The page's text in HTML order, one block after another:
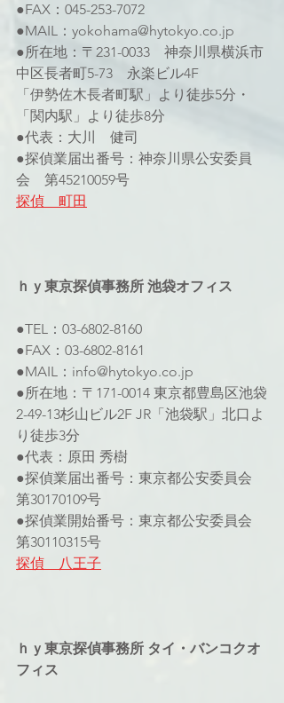
●FAX：045-253-7072
●MAIL：yokohama@hytokyo.co.jp
●所在地：〒231-0033　神奈川県横浜市
中区長者町5-73　永楽ビル4F
「伊勢佐木長者町駅」より徒歩5分・
「関内駅」より徒歩8分
●代表：大川　健司
●探偵業届出番号：神奈川県公安委員
会　第45210059号
探偵　町田
ｈｙ東京探偵事務所 池袋オフィス
●TEL：03-6802-8160
●FAX：03-6802-8161
●MAIL：info@hytokyo.co.jp
●所在地：〒171-0014 東京都豊島区池袋
2-49-13杉山ビル2F JR「池袋駅」北口よ
り徒歩3分
●代表：原田 秀樹
●探偵業届出番号：東京都公安委員会
第30170109号
●探偵業開始番号：東京都公安委員会
第30110315号
探偵　八王子
ｈｙ東京探偵事務所 タイ・バンコクオ
フィス